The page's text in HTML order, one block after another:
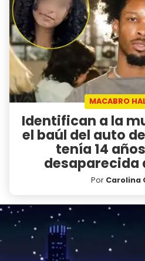
MACABRO
Identifican a la
el baúl del auto
tenía 14
desaparecida
Por Carolina